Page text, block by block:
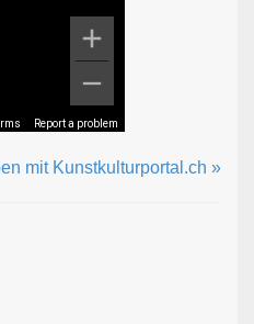
Report a problem
mit Kunstkulturportal.ch »